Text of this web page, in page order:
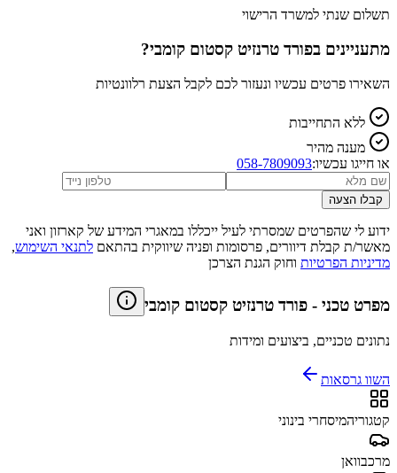
תשלום שנתי למשרד הרישוי
מתעניינים בפורד טרנזיט קסטום קומבי?
השאירו פרטים עכשיו ונעזור לכם לקבל הצעת רלוונטיות
ללא התחייבות
מענה מהיר
או חייגו עכשיו:058-7809093
קבלו הצעה
ידוע לי שהפרטים שמסרתי לעיל ייכללו במאגרי המידע של קארזון ואני
מאשר/ת קבלת דיוורים, פרסומות ופניה שיווקית בהתאם לתנאי השימוש,
מדיניות הפרטיות וחוק הגנת הצרכן
מפרט טכני - פורד טרנזיט קסטום קומבי
נתונים טכניים, ביצועים ומידות
השוו גרסאות
קטגוריהמיסחרי בינוני
מרכבוואן